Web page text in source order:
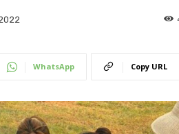
WhatsApp Copy URL